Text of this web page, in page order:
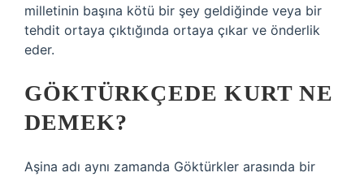
milletinin başına kötü bir şey geldiğinde veya bir
tehdit ortaya çıktığında ortaya çıkar ve önderlik
eder.
GÖKTÜRKÇEDE KURT NE
DEMEK?
Aşina adı aynı zamanda Göktürkler arasında bir